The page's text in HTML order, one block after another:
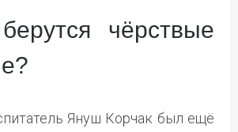
чёрствые
Януш Корчак был ещё